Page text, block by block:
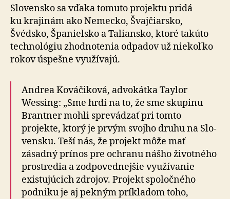
Slovensko sa vďaka tomuto projektu pridá
ku kra­ji­nám ako Nemecko, Švajčiarsko,
Švédsko, Španielsko a Taliansko, ktoré takúto
tech­no­ló­giu zhodnotenia odpadov už nie­koľko
rokov úspešne využívajú.
Andrea Kováčiková, advokátka Taylor
Wessing: „Sme hrdí na to, že sme skupinu
Brantner mohli sprevádzať pri tomto
projekte, ktorý je prvým svojho druhu na Slo­
ven­sku. Teší nás, že pro­jekt môže mať
zásadný prínos pre och­ra­nu nášho životného
prostredia a zod­po­ved­nejšie využívanie
existujúcich zdrojov. Projekt spo­loč­ného
podniku je aj pekným príkladom toho,